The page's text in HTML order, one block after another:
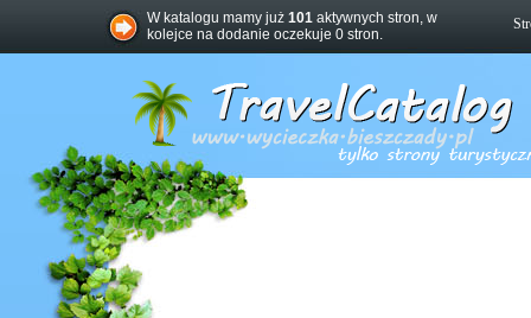
W katalogu mamy już 101 aktywnych stron, w
kolejce na dodanie oczekuje 0 stron.